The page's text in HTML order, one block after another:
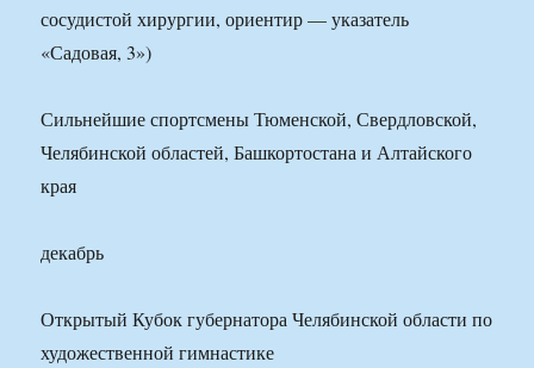
сосудистой хирургии, ориентир — указатель
«Садовая, 3»)
Сильнейшие спортсмены Тюменской, Свердловской,
Челябинской областей, Башкортостана и Алтайского
края
декабрь
Открытый Кубок губернатора Челябинской области по
художественной гимнастике